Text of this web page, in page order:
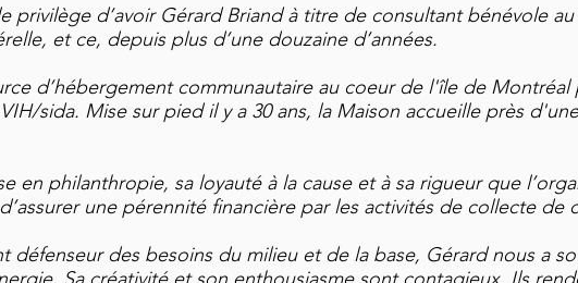
privilège d’avoir Gérard Briand à titre de consultant bénévole
et ce, depuis plus d’une douzaine d’années.
d’hébergement communautaire au coeur de l'île de Montréal
sida. Mise sur pied il y a 30 ans, la Maison accueille près
en philanthropie, sa loyauté à la cause et à sa rigueur que
une pérennité financière par les activités de collecte de
des besoins du milieu et de la base, Gérard nous a